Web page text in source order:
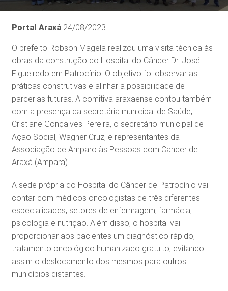
Portal Araxá 24/08/2023
O prefeito Robson Magela realizou uma visita técnica às
obras da construção do Hospital do Câncer Dr. José
Figueiredo em Patrocínio. O objetivo foi observar as
práticas construtivas e alinhar a possibilidade de
parcerias futuras. A comitiva araxaense contou também
com a presença da secretária municipal de Saúde,
Cristiane Gonçalves Pereira, o secretário municipal de
Ação Social, Wagner Cruz, e representantes da
Associação de Amparo às Pessoas com Cancer de
Araxá (Ampara).
A sede própria do Hospital do Câncer de Patrocínio vai
contar com médicos oncologistas de três diferentes
especialidades, setores de enfermagem, farmácia,
psicologia e nutrição. Além disso, o hospital vai
proporcionar aos pacientes um diagnóstico rápido,
tratamento oncológico humanizado gratuito, evitando
assim o deslocamento dos mesmos para outros
municípios distantes.